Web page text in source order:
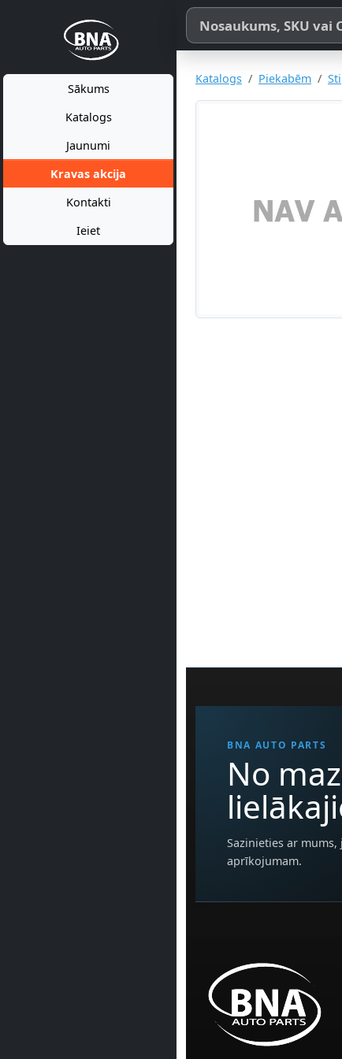
Sākums
Katalogs
Jaunumi
Kravas akcija
Kontakti
Ieiet
Meklēt pēc produkta
Katalogs Piekabēm
BNA AUTO PARTS
No
Sazinieties ar
aprīkojumam.